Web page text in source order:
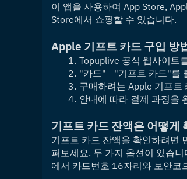
이 앱을 사용하여 App Store,
Store에서 쇼핑할 수 있습니다.
Apple 기프트 카드 구입 방
Topuplive 공식 웹사이트
"카드" - "기프트 카드"를
구매하려는 Apple 기프트
안내에 따라 결제 과정을
기프트 카드 잔액은 어떻게
기프트 카드 잔액을 확인하려면
펴보세요. 두 가지 옵션이 있습
에서 카드번호 16자리와 보안코